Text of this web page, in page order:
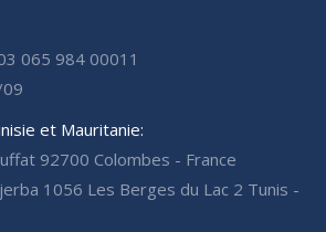
065 984 00011
et Mauritanie:
92700 Colombes - France
1056 Les Berges du Lac 2 Tunis -